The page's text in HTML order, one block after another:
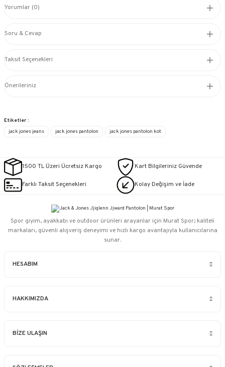
Yorumlar (0)
Soru & Cevap
Taksit Seçenekleri
Önerileriniz
Etiketler :
jack jones jeans
jack jones pantolon jack jones pantolon kot
1500 TL Üzeri Ücretsiz Kargo Kart Bilgileriniz Güvende
Farklı Taksit Seçenekleri Kolay Değişim ve İade
HESABIM
HAKKIMIZDA
BİZE ULAŞIN
Spor giyim, ayakkabı ve outdoor ürünleri arayanlar için Murat Spor; kaliteli
markaları, güvenli alışveriş deneyimi ve hızlı kargo avantajıyla kullanıcılarına
sunar.